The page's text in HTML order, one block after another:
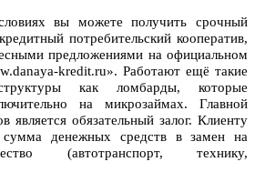
вы можете получить срочный
потребительский кооператив,
предложениями на официальном
kredit.ru». Работают ещё такие
структуры как ломбарды, которые
на микрозаймах. Главной
является обязательный залог. Клиенту
сумма денежных средств в замен на
(автотранспорт, технику,